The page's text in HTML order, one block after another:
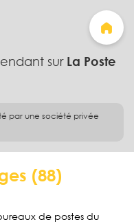
sur La Poste
par une société privée
(88)
de postes du